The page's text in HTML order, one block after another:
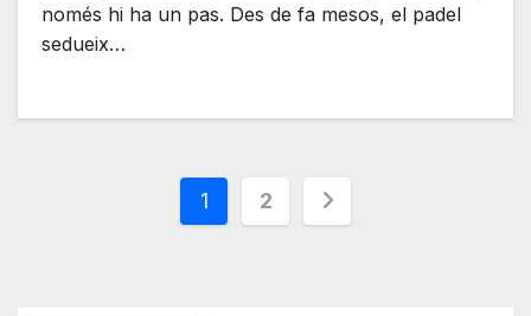
només hi ha un pas. Des de fa mesos, el padel
sedueix…
Paginación
1 2